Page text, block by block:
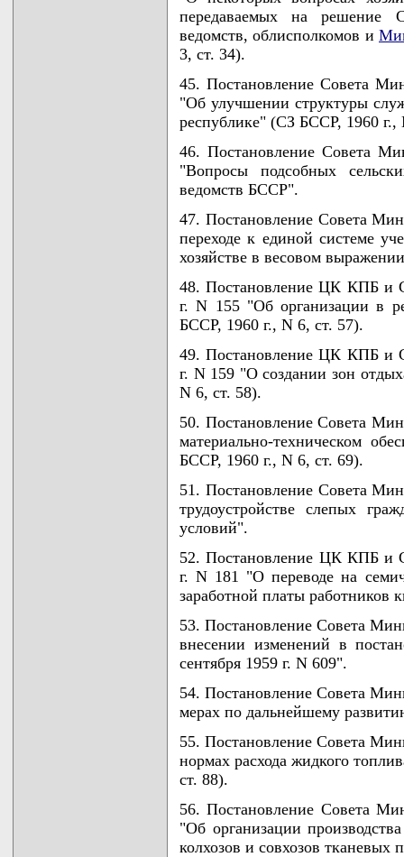
передаваемых на решение
ведомств, облисполкомов и
3, ст. 34).
45. Постановление Совета
"Об улучшении структуры
республике" (СЗ БССР, 1960 г.,
46. Постановление Совета
"Вопросы подсобных
ведомств БССР".
47. Постановление Совета
переходе к единой системе
хозяйстве в весовом
48. Постановление ЦК КПБ и
г. N 155 "Об организации в
БССР, 1960 г., N 6, ст. 57).
49. Постановление ЦК КПБ и
г. N 159 "О создании зон
N 6, ст. 58).
50. Постановление Совета
материально-техническом
БССР, 1960 г., N 6, ст. 69).
51. Постановление Совета
трудоустройстве слепых
условий".
52. Постановление ЦК КПБ и
г. N 181 "О переводе на
заработной платы работников
53. Постановление Совета
внесении изменений в
сентября 1959 г. N 609".
54. Постановление Совета
мерах по дальнейшему
55. Постановление Совета
нормах расхода жидкого
ст. 88).
56. Постановление Совета
"Об организации
колхозов и совхозов тканевых